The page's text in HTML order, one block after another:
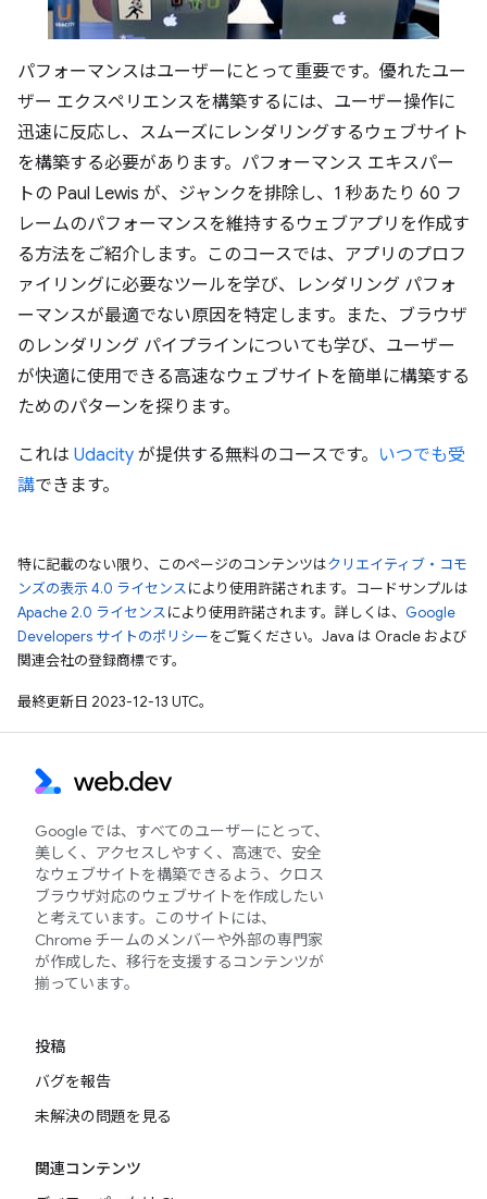
パフォーマンスはユーザーにとって重要です。優れたユー
ザー エクスペリエンスを構築するには、ユーザー操作に
迅速に反応し、スムーズにレンダリングするウェブサイト
を構築する必要があります。パフォーマンス エキスパー
トの Paul Lewis が、ジャンクを排除し、1 秒あたり 60 フ
レームのパフォーマンスを維持するウェブアプリを作成す
る方法をご紹介します。このコースでは、アプリのプロフ
ァイリングに必要なツールを学び、レンダリング パフォ
ーマンスが最適でない原因を特定します。また、ブラウザ
のレンダリング パイプラインについても学び、ユーザー
が快適に使用できる高速なウェブサイトを簡単に構築する
ためのパターンを探ります。
これは Udacity が提供する無料のコースです。 いつでも受
講できます。
特に記載のない限り、このページのコンテンツはクリエイティブ・コモ
ンズの表示 4.0 ライセンスにより使用許諾されます。コードサンプルは
Apache 2.0 ライセンスにより使用許諾されます。詳しくは、 Google
Developers サイトのポリシーをご覧ください。Java は Oracle および
関連会社の登録商標です。
最終更新日 2023-12-13 UTC。
Google では、すべてのユーザーにとって、
美しく、アクセスしやすく、高速で、安全
なウェブサイトを構築できるよう、クロス
ブラウザ対応のウェブサイトを作成したい
と考えています。このサイトには、
Chrome チームのメンバーや外部の専門家
が作成した、移行を支援するコンテンツが
揃っています。
投稿
バグを報告
未解決の問題を見る
関連コンテンツ